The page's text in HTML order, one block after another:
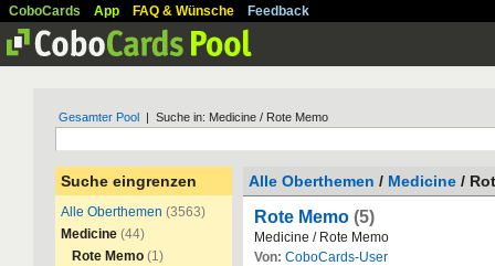
CoboCards App FAQ & Wünsche Feedback
Gesamter Pool | Suche in: Medicine / Rote Memo
Suche eingrenzen
Alle Oberthemen (3563)
Medicine (44)
Rote Memo (1)
Alle Oberthemen / Medicine /
Rote Memo (5)
Medicine / Rote Memo
Von: CoboCards-User